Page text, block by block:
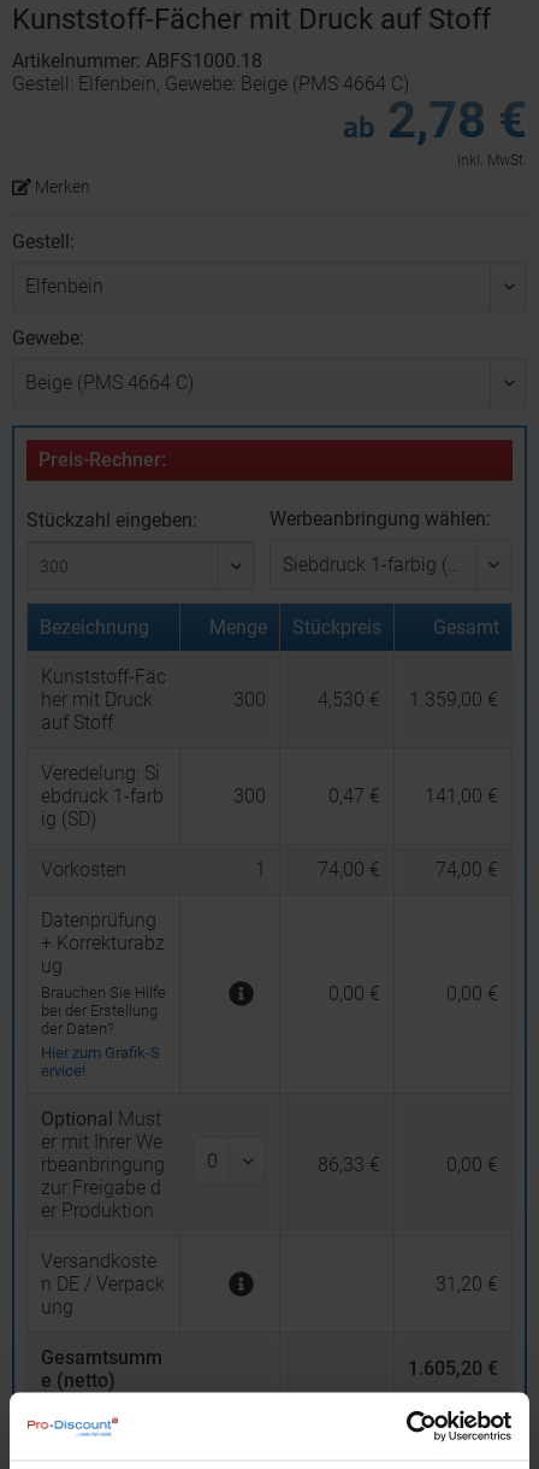
Kunststoff-Fächer mit Druck auf Stoff
Artikelnummer: ABFS1000.18
Gestell: Elfenbein, Gewebe: Beige (PMS 4664 C)
ab 2,78 €
inkl. MwSt.
Merken
Gestell:
Gewebe:
Preis-Rechner:
Stückzahl eingeben: Werbeanbringung wählen:
Bezeichnung Menge Stückpreis Gesamt
Kunststoff-Fäc
her mit Druck
auf Stoff
300 4,530 € 1.359,00 €
Veredelung: Si
ebdruck 1-farb
ig (SD)
300 0,47 € 141,00 €
Vorkosten 1 74,00 € 74,00 €
Datenprüfung
+ Korrekturabz
ug
Brauchen Sie Hilfe
bei der Erstellung
der Daten?
Hier zum Grafik-S
ervice!
0,00 € 0,00 €
Optional Must
er mit Ihrer We
rbeanbringung
zur Freigabe d
er Produktion
86,33 € 0,00 €
Versandkoste
n DE / Verpack
ung
31,20 €
Gesamtsumm
e (netto)
1.605,20 €
19% MwSt. 304,99 €